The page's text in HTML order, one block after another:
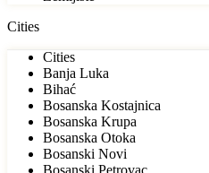
Cities
Cities
Banja Luka
Bihać
Bosanska Kostajnica
Bosanska Krupa
Bosanska Otoka
Bosanski Novi
Bosanski Petrovac